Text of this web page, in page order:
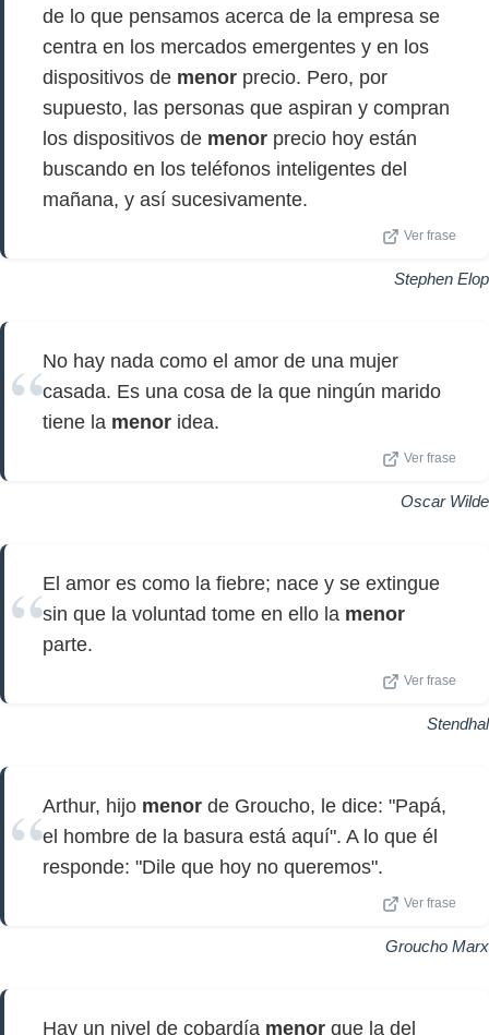
de lo que pensamos acerca de la empresa se
centra en los mercados emergentes y en los
dispositivos de menor precio. Pero, por
supuesto, las personas que aspiran y compran
los dispositivos de menor precio hoy están
buscando en los teléfonos inteligentes del
mañana, y así sucesivamente.
Ver frase
Stephen Elop
No hay nada como el amor de una mujer
casada. Es una cosa de la que ningún marido
tiene la menor idea.
Ver frase
Oscar Wilde
El amor es como la fiebre; nace y se extingue
sin que la voluntad tome en ello la menor
parte.
Ver frase
Stendhal
Arthur, hijo menor de Groucho, le dice: "Papá,
el hombre de la basura está aquí". A lo que él
responde: "Dile que hoy no queremos".
Ver frase
Groucho Marx
Hay un nivel de cobardía menor que la del